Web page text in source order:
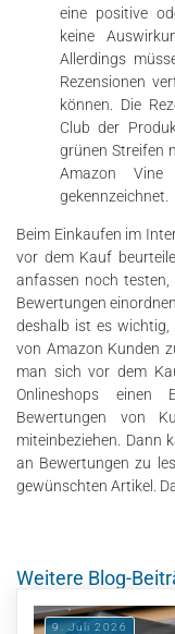
eine positive
keine
Allerdings
Rezensionen
können. Die
Club der
grünen Streifen
Amazon Vine
gekennzeichnet.
Beim Einkaufen im
vor dem Kauf
anfassen noch
Bewertungen
deshalb ist es
von Amazon Kunden
man sich vor dem
Onlineshops einen
Bewertungen von
miteinbeziehen. Dann
an Bewertungen zu
gewünschten Artikel.
Weitere Blog-
9. Juli 2026